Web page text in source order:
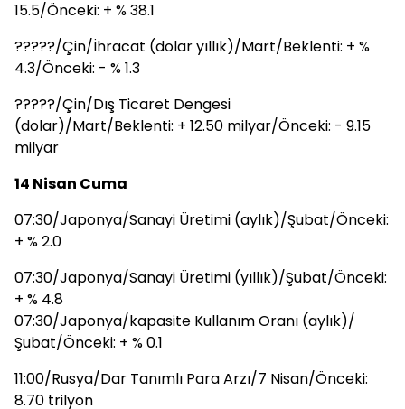
15.5/Önceki: + % 38.1
?????/Çin/İhracat (dolar yıllık)/Mart/Beklenti: + %
4.3/Önceki: - % 1.3
?????/Çin/Dış Ticaret Dengesi
(dolar)/Mart/Beklenti: + 12.50 milyar/Önceki: - 9.15
milyar
14 Nisan Cuma
07:30/Japonya/Sanayi Üretimi (aylık)/Şubat/Önceki:
+ % 2.0
07:30/Japonya/Sanayi Üretimi (yıllık)/Şubat/Önceki:
+ % 4.8
07:30/Japonya/kapasite Kullanım Oranı (aylık)/
Şubat/Önceki: + % 0.1
11:00/Rusya/Dar Tanımlı Para Arzı/7 Nisan/Önceki:
8.70 trilyon